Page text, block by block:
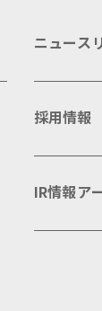
ニュース
採用情報
IR情報ア